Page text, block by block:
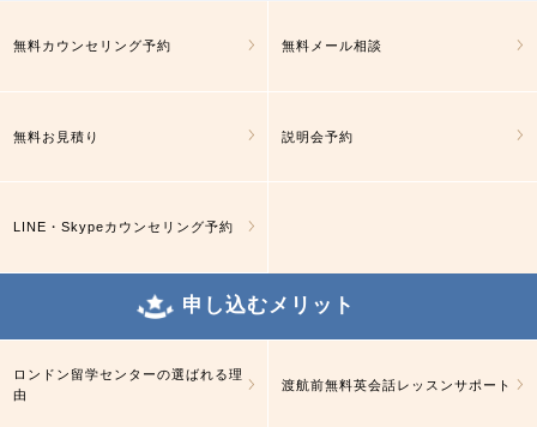
無料カウンセリング予約 無料メール相談
無料お見積り 説明会予約
LINE・Skypeカウンセリング予約
申し込むメリット
ロンドン留学センターの選ばれる理
由
渡航前無料英会話レッスンサポート